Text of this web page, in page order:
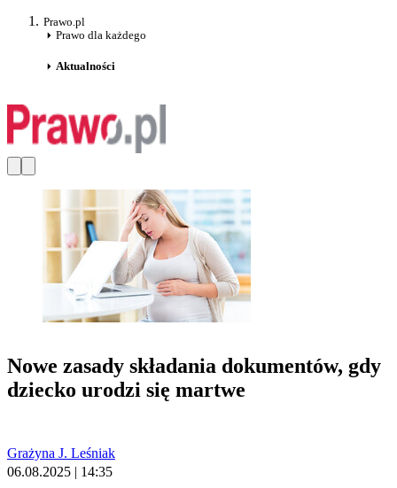
Prawo.pl
Prawo dla każdego
Aktualności
Nowe zasady składania dokumentów, gdy
dziecko urodzi się martwe
Grażyna J. Leśniak
06.08.2025 | 14:35